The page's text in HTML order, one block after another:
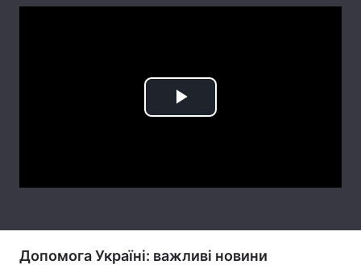
Play
Допомога Україні: важливі новини